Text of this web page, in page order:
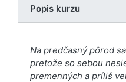
Popis kurzu
Na predčasný pôrod
pretože so sebou
premenných a príliš